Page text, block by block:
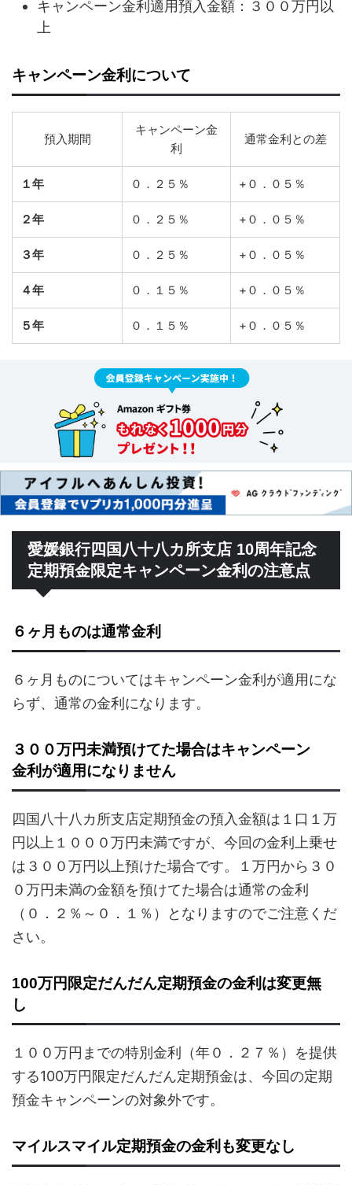
キャンペーン金利適用預入金額：３００万円以
上
キャンペーン金利について
預入期間
キャンペーン金
利
通常金利との差
１年 ０．２５％ +０．０５％
２年 ０．２５％ +０．０５％
３年 ０．２５％ +０．０５％
４年 ０．１５％ +０．０５％
５年 ０．１５％ +０．０５％
愛媛銀行四国八十八カ所支店 10周年記念
定期預金限定キャンペーン金利の注意点
６ヶ月ものは通常金利
６ヶ月ものについてはキャンペーン金利が適用にな
らず、通常の金利になります。
３００万円未満預けてた場合はキャンペーン
金利が適用になりません
四国八十八カ所支店定期預金の預入金額は１口１万
円以上１０００万円未満ですが、今回の金利上乗せ
は３００万円以上預けた場合です。１万円から３０
０万円未満の金額を預けてた場合は通常の金利
（０．２％～０．１％）となりますのでご注意くだ
さい。
100万円限定だんだん定期預金の金利は変更無
し
１００万円までの特別金利（年０．２７％）を提供
する100万円限定だんだん定期預金は、今回の定期
預金キャンペーンの対象外です。
マイルスマイル定期預金の金利も変更なし